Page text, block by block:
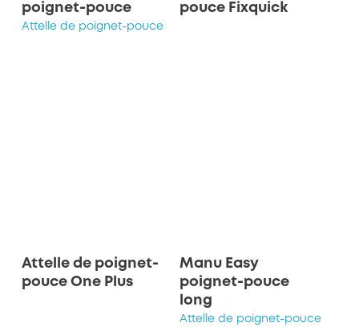
poignet-pouce
Attelle de poignet-pouce
pouce Fixquick
Attelle de poignet-
pouce One Plus
Manu Easy
poignet-pouce
long
Attelle de poignet-pouce